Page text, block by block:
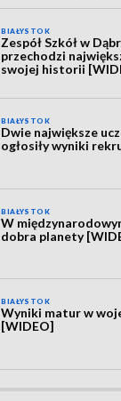
BIAŁYSTOK
Zespół Szkół w
przechodzi
swojej historii
BIAŁYSTOK
Dwie największe
ogłosiły wyniki
BIAŁYSTOK
W
dobra planety
BIAŁYSTOK
Wyniki matur w
[WIDEO]